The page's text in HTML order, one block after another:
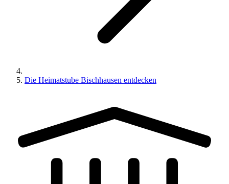
Die Heimatstube Bischhausen entdecken